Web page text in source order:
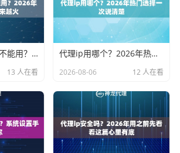
代理ip短效到底能不能用？2026年短效代理凭啥越来越火
13 人在看
代理ip用哪个？2026年热门选择一次说清楚
2026-08-06 12 人在看